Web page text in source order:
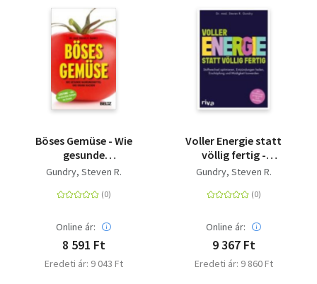
Böses Gemüse - Wie
gesunde
Nahrungsmittel uns
- die versteckte Gefahr
Gundry, Steven R.
Online ár:
8 591 Ft
Eredeti ár: 9 043 Ft
Voller Energie statt
völlig fertig -
Stoffwechsel
Entzündungen heilen -
Müdigkeit loswerden.
Mit
Ernährungsprogramm
und Rezepten
Gundry, Steven R.
Online ár:
9 367 Ft
Eredeti ár: 9 860 Ft